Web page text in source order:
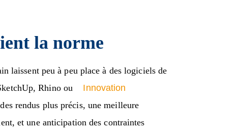
la norme
laissent peu à peu place à des logiciels de
Rhino ou Innovation
rendus plus précis, une meilleure
et une anticipation des contraintes